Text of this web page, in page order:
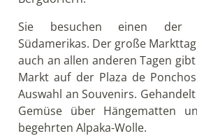
Sie besuchen einen der
Südamerikas. Der große
auch an allen anderen Tagen
Markt auf der Plaza de
Auswahl an Souvenirs.
Gemüse über Hängematten
begehrten Alpaka-Wolle.